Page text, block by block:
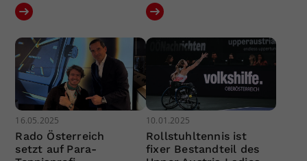
16.05.2025
Rado Österreich
setzt auf Para-
10.01.2025
Rollstuhltennis ist
fixer Bestandteil des